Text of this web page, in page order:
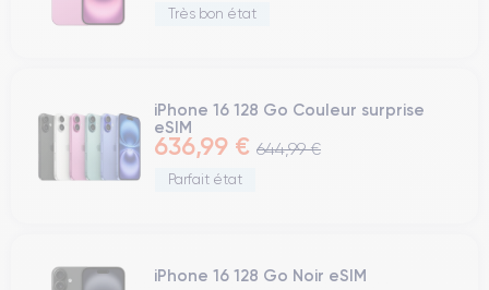
Très bon état
iPhone 16 128 Go Couleur surprise
eSIM
636,99 € 644,99 €
Parfait état
iPhone 16 128 Go Noir eSIM